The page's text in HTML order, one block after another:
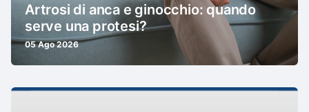
Artrosi di anca e ginocchio: quando
serve una protesi?
05 Ago 2026